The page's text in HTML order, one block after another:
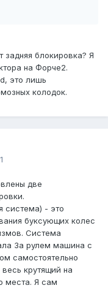
до этого были 2
задняя блокировка? Я
на Форче2.
это лишь
колодок.
две
система) - это
буксующих колес
Система
За рулем машина с
самостоятельно
крутящий на
места. Я сам